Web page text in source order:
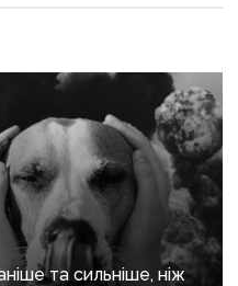
та сильніше, ніж